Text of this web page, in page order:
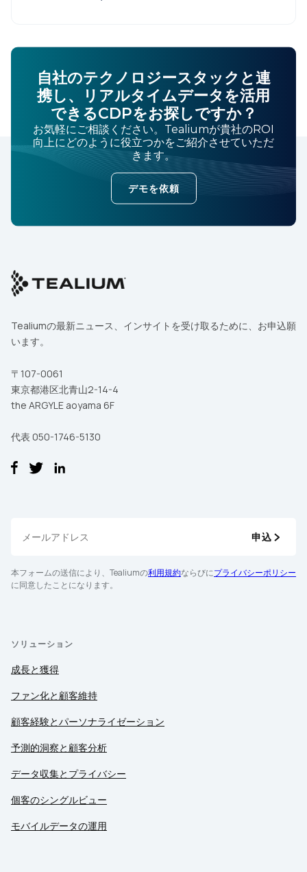
自社のテクノロジースタックと連
携し、リアルタイムデータを活用
できるCDPをお探しですか？
お気軽にご相談ください。Tealiumが貴社のROI
向上にどのように役立つかをご紹介させていただ
きます。
デモを依頼
Tealiumの最新ニュース、インサイトを受け取るために、お申込願
います。
〒107-0061
東京都港区北青山2-14-4
the ARGYLE aoyama 6F
代表 050-1746-5130
申込
本フォームの送信により、Tealiumの利用規約ならびにプライバシーポリシー
に同意したことになります。
ソリューション
成長と獲得
ファン化と顧客維持
顧客経験とパーソナライゼーション
予測的洞察と顧客分析
データ収集とプライバシー
個客のシングルビュー
モバイルデータの運用